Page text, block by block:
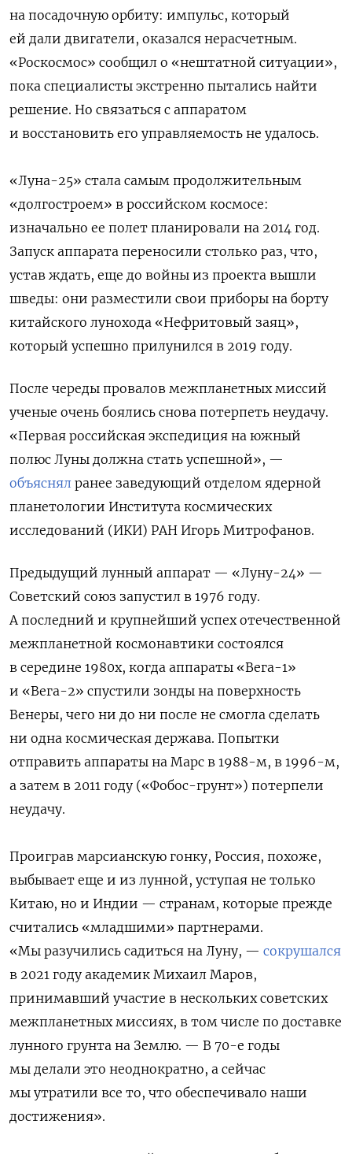
на посадочную орбиту: импульс, который
ей дали двигатели, оказался нерасчетным.
«Роскосмос» сообщил о «нештатной ситуации»,
пока специалисты экстренно пытались найти
решение. Но связаться с аппаратом
и восстановить его управляемость не удалось.
«Луна-25» стала самым продолжительным
«долгостроем» в российском космосе:
изначально ее полет планировали на 2014 год.
Запуск аппарата переносили столько раз, что,
устав ждать, еще до войны из проекта вышли
шведы: они разместили свои приборы на борту
китайского лунохода «Нефритовый заяц»,
который успешно прилунился в 2019 году.
После череды провалов межпланетных миссий
ученые очень боялись снова потерпеть неудачу.
«Первая российская экспедиция на южный
полюс Луны должна стать успешной», —
объяснял ранее заведующий отделом ядерной
планетологии Института космических
исследований (ИКИ) РАН Игорь Митрофанов.
Предыдущий лунный аппарат — «Луну-24» —
Советский союз запустил в 1976 году.
А последний и крупнейший успех отечественной
межпланетной космонавтики состоялся
в середине 1980х, когда аппараты «Вега-1»
и «Вега-2» спустили зонды на поверхность
Венеры, чего ни до ни после не смогла сделать
ни одна космическая держава. Попытки
отправить аппараты на Марс в 1988-м, в 1996-м,
а затем в 2011 году («Фобос-грунт») потерпели
неудачу.
Проиграв марсианскую гонку, Россия, похоже,
выбывает еще и из лунной, уступая не только
Китаю, но и Индии — странам, которые прежде
считались «младшими» партнерами.
«Мы разучились садиться на Луну, — сокрушался
в 2021 году академик Михаил Маров,
принимавший участие в нескольких советских
межпланетных миссиях, в том числе по доставке
лунного грунта на Землю. — В 70-е годы
мы делали это неоднократно, а сейчас
мы утратили все то, что обеспечивало наши
достижения».